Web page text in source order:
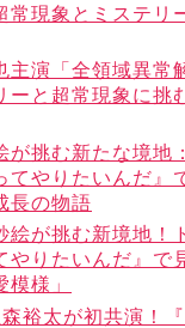
常現象とミステリ
主演「全領域異常
ーと超常現象に挑
が挑む新たな境地
てやりたいんだ』
長の物語
絵が挑む新境地！
やりたいんだ』で
模様」
裕太が初共演！